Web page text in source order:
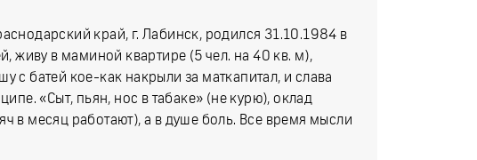
край, г. Лабинск, родился 31.10.1984 в
живу в маминой квартире (5 чел. на 40 кв. м),
с батей кое-как накрыли за маткапитал, и слава
«Сыт, пьян, нос в табаке» (не курю), оклад
в месяц работают), а в душе боль. Все время мысли